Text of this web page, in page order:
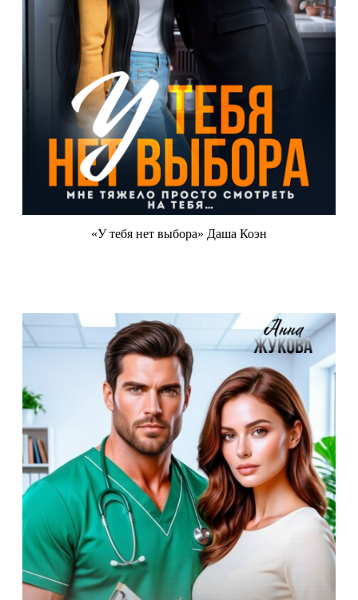
«У тебя нет выбора» Даша Коэн